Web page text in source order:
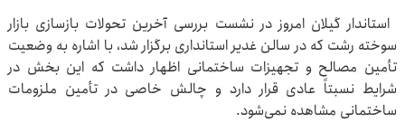
استاندار گیلان امروز در نشست بررسی آخرین تحولات بازسازی بازار
سوخته رشت که در سالن غدیر استانداری برگزار شد، با اشاره به وضعیت
تأمین مصالح و تجهیزات ساختمانی اظهار داشت که این بخش در
شرایط نسبتاً عادی قرار دارد و چالش خاصی در تأمین ملزومات
ساختمانی مشاهده نمی‌شود.